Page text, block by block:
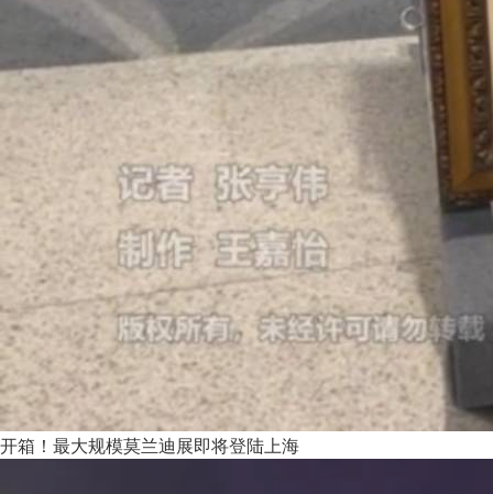
开箱！最大规模莫兰迪展即将登陆上海